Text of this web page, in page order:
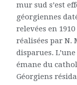
mur sud s’est
géorgiennes
relevées en
réalisées par N.
disparues.
émane du
Géorgiens